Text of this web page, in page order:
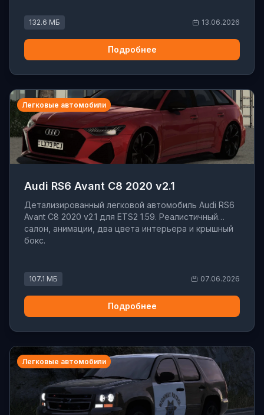
132.6 МБ 13.06.2026
Подробнее
Легковые автомобили
Audi RS6 Avant C8 2020 v2.1
Детализированный легковой автомобиль Audi RS6
Avant C8 2020 v2.1 для ETS2 1.59. Реалистичный
салон, анимации, два цвета интерьера и крышный
бокс.
107.1 МБ 07.06.2026
Подробнее
Легковые автомобили